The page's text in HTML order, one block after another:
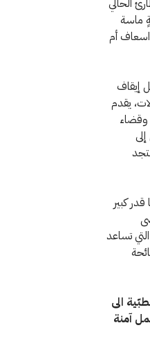
ماسة
اسعاف أم
إيقاف
يقدم
وقضاء
كبير
تساعد
الى
آمنة